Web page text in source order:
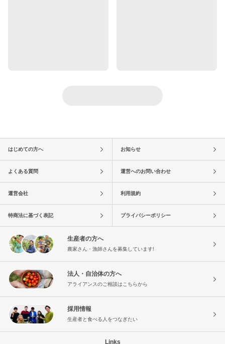
はじめての方へ お知らせ
よくある質問 運営へのお問い合わせ
運営会社 利用規約
特商法に基づく表記 プライバシーポリシー
生産者の方へ
農家さん・漁師さんを募集しています!
法人・自治体の方へ
アライアンスのご相談はこちらから
採用情報
生産者と食べる人をつなぎたい
Links